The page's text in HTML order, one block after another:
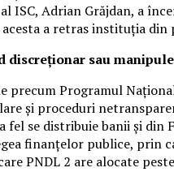
ISC, Adrian Grăjdan, a
a retras instituția din
sau
Programul
și proceduri
fel se distribuie banii și
finanțelor publice, prin
PNDL 2 are alocate